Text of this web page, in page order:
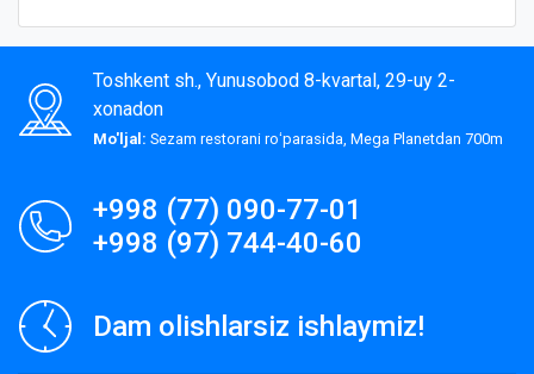
Toshkent sh., Yunusobod 8-kvartal, 29-uy 2-
xonadon
Mo'ljal: Sezam restorani roʻparasida, Mega Planetdan 700m
+998 (77) 090-77-01
+998 (97) 744-40-60
Dam olishlarsiz ishlaymiz!